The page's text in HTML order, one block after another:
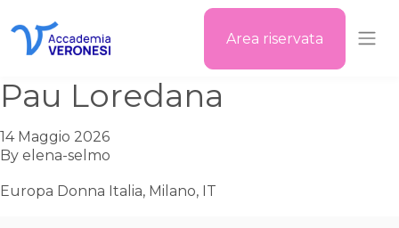
Area riservata
Pau Loredana
14 Maggio 2026
By elena-selmo
Europa Donna Italia, Milano, IT